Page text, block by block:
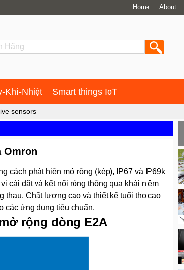
Home About
Khí-Nhiệt Smart things IoT
sensors
Omron
cách phát hiện mở rộng (kép), IP67 và IP69k
cài đặt và kết nối rộng thông qua khái niệm
thau. Chất lượng cao và thiết kế tuổi thọ cao
các ứng dụng tiêu chuẩn.
rộng dòng E2A